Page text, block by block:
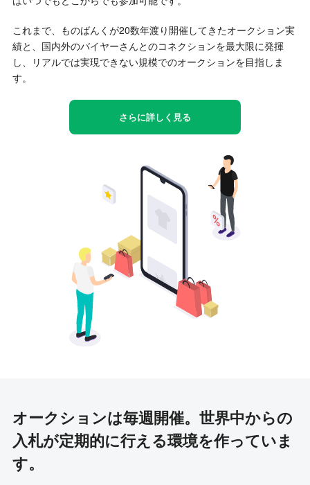
これまで、ものばんくが20数年渡り開催してきたオークション実
績と、国内外のバイヤーさんとのコネクションを最大限に発揮
し、リアルでは実現できない規模でのオークションを目指しま
す。
さらに詳しく見る
オークションは毎週開催。 世界中からの
入札が定期的に行える環境を作っていま
す。